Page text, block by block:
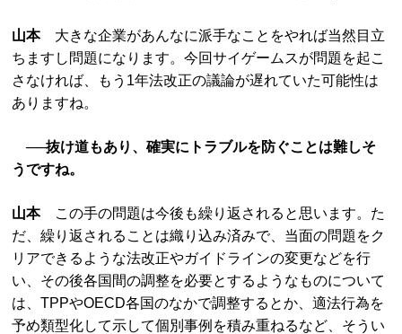
山本大きな企業があんなに派手なことをやれば当然目立
ちますし問題になります。今回サイゲームスが問題を起こ
さなければ、もう1年法改正の議論が遅れていた可能性は
ありますね。
──抜け道もあり、確実にトラブルを防ぐことは難しそ
うですね。
山本この手の問題は今後も繰り返されると思います。た
だ、繰り返されることは織り込み済みで、当面の問題をク
リアできるような法改正やガイドラインの変更などを行
い、その後各国間の調整を必要とするようなものについて
は、TPPやOECD各国のなかで調整するとか、適法行為を
予め類型化して示して個別事例を積み重ねるなど、そうい